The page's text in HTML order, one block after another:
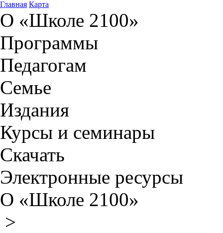
Главная Карта
О «Школе 2100»
Программы
Педагогам
Семье
Издания
Курсы и семинары
Скачать
Электронные ресурсы
О «Школе 2100»
>